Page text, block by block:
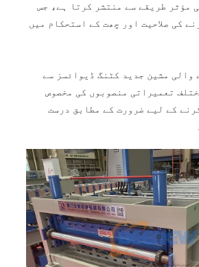
مؤثر طریقے سے منتشر کرتا ہے، جس
کی صلاحیت اور چھت کے استحکام میں
والی مشین جدید کٹنگ ڈیوائسز سے
تعمیراتی منصوبوں کی مخصوص
کے لیے ضرورت کے مطابق درست